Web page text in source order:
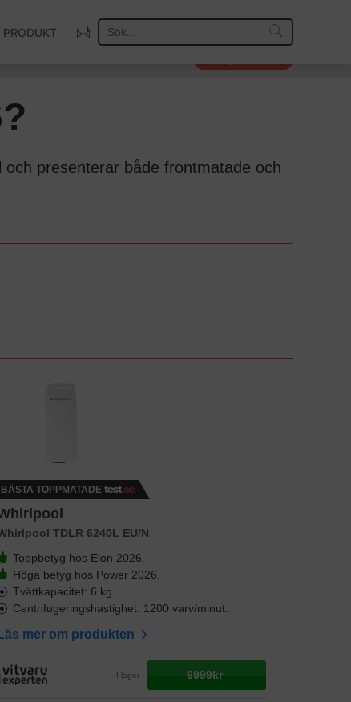
presenterar både frontmatade och
BÄSTA TOPPMATADE
TDLR 6240L EU/N
Toppbetyg hos Elon 2026.
Höga betyg hos Power 2026.
Tvättkapacitet: 6 kg.
Centrifugeringshastighet: 1200 varv/minut.
Läs mer om produkten
I lager 6999kr